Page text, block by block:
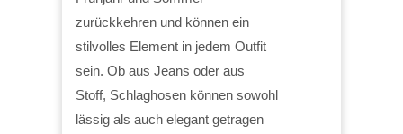
zurückkehren und können ein
stilvolles Element in jedem Outfit
sein. Ob aus Jeans oder aus
Stoff, Schlaghosen können sowohl
lässig als auch elegant getragen